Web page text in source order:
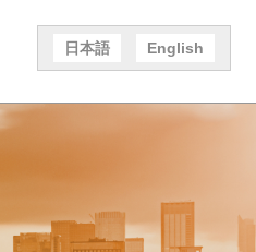
日本語 English